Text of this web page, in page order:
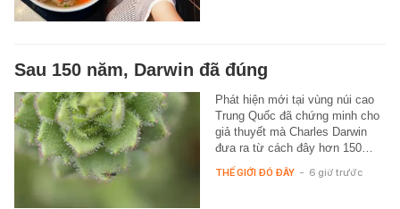
Sau 150 năm, Darwin đã đúng
Phát hiện mới tại vùng núi cao
Trung Quốc đã chứng minh cho
giả thuyết mà Charles Darwin
đưa ra từ cách đây hơn 150…
THẾ GIỚI ĐÓ ĐÂY - 6 giờ trước